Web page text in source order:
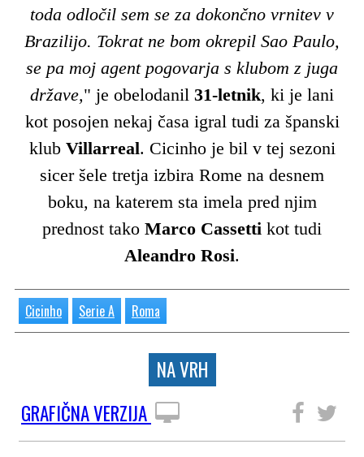
toda odločil sem se za dokončno vrnitev v
Brazilijo. Tokrat ne bom okrepil Sao Paulo,
se pa moj agent pogovarja s klubom z juga
države," je obelodanil 31-letnik, ki je lani
kot posojen nekaj časa igral tudi za španski
klub Villarreal. Cicinho je bil v tej sezoni
sicer šele tretja izbira Rome na desnem
boku, na katerem sta imela pred njim
prednost tako Marco Cassetti kot tudi
Aleandro Rosi.
Cicinho Serie A Roma
NA VRH
GRAFIČNA VERZIJA